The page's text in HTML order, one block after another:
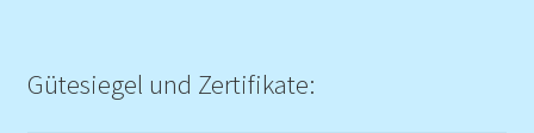
Gütesiegel und Zertifikate: